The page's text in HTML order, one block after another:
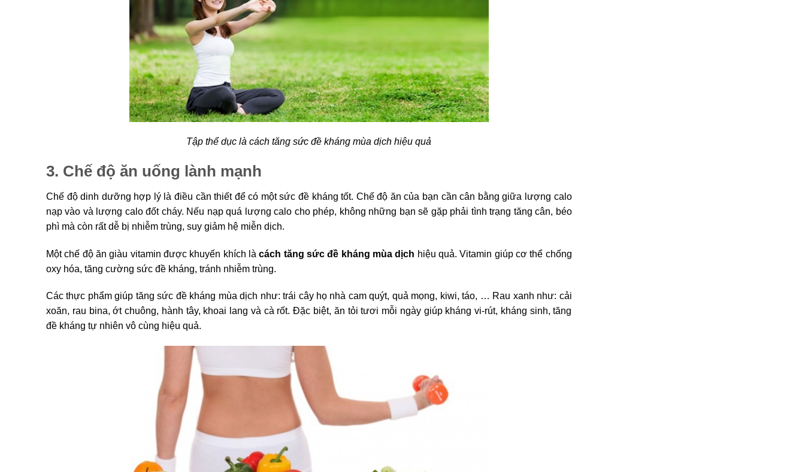
Tập thể dục là cách tăng sức đề kháng mùa dịch hiệu quả
3. Chế độ ăn uống lành mạnh
Chế độ dinh dưỡng hợp lý là điều cần thiết để có một sức đề kháng tốt. Chế độ ăn của bạn cần cân bằng giữa lượng calo
nạp vào và lượng calo đốt cháy. Nếu nạp quá lượng calo cho phép, không những bạn sẽ gặp phải tình trạng tăng cân, béo
phì mà còn rất dễ bị nhiễm trùng, suy giảm hệ miễn dịch.
Một chế độ ăn giàu vitamin được khuyến khích làcách tăng sức đề kháng mùa dịch hiệu quả. Vitamin giúp cơ thể chống
oxy hóa, tăng cường sức đề kháng, tránh nhiễm trùng.
Các thực phẩm giúp tăng sức đề kháng mùa dịch như: trái cây họ nhà cam quýt, quả mọng, kiwi, táo, … Rau xanh như: cải
xoăn, rau bina, ớt chuông, hành tây, khoai lang và cà rốt. Đặc biệt, ăn tỏi tươi mỗi ngày giúp kháng vi-rút, kháng sinh, tăng
đề kháng tự nhiên vô cùng hiệu quả.